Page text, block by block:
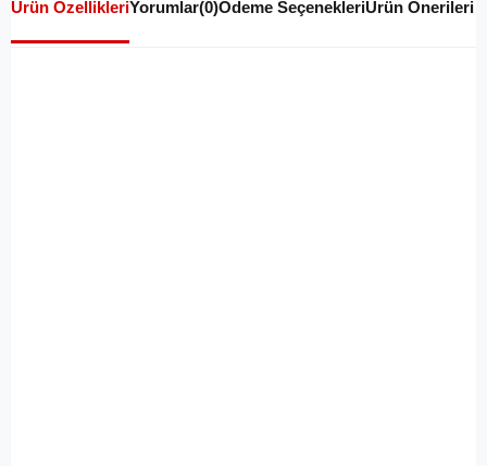
Ürün ÖzellikleriYorumlar(0)Ödeme SeçenekleriÜrün Önerileri